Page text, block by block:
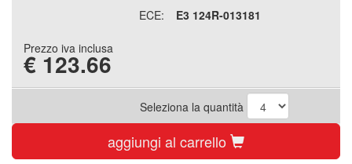
ECE:
E3 124R-013181
Prezzo iva inclusa
€ 123.66
Seleziona la quantità
aggiungi al carrello